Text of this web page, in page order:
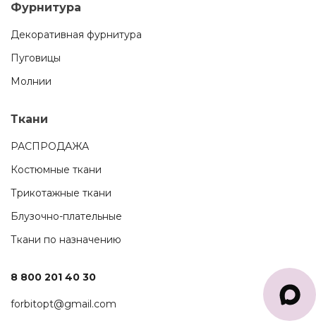
Фурнитура
Декоративная фурнитура
Пуговицы
Молнии
Ткани
РАСПРОДАЖА
Костюмные ткани
Трикотажные ткани
Блузочно-плательные
Ткани по назначению
8 800 201 40 30
forbitopt@gmail.com